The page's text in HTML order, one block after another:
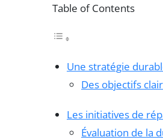
Table of Contents
Une stratégie
Des objectifs
Les initiatives de
Évaluation de la